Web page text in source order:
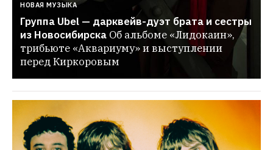
НОВАЯ МУЗЫКА
Группа Ubel — дарквейв-дуэт брата и сестры
из Новосибирска Об альбоме «Лидокаин»,
трибьюте «Аквариуму» и выступлении
перед Киркоровым